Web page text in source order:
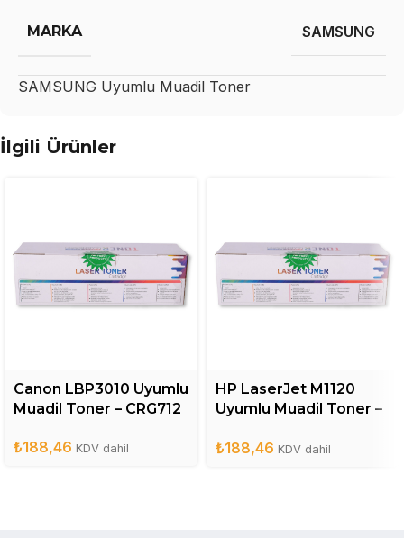
MARKA SAMSUNG
SAMSUNG Uyumlu Muadil Toner
İlgili Ürünler
Canon LBP3010 Uyumlu
Muadil Toner – CRG712
₺188,46 KDV dahil
HP LaserJet M1120
Uyumlu Muadil Toner –
₺188,46 KDV dahil